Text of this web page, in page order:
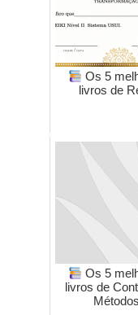
Os 5
livros de
Os 5
livros de
Métodos